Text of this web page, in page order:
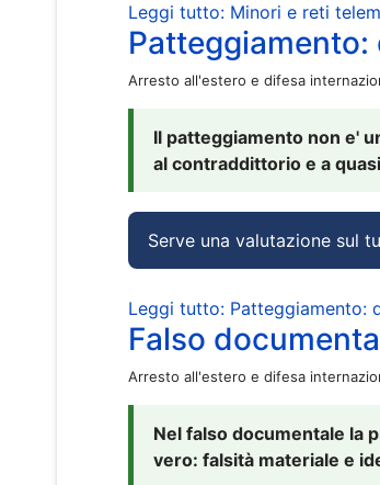
Leggi tutto: Minori e reti
Arresto all'estero e difesa
Il patteggiamento non e'
al contraddittorio e a
Serve una valutazione sul
Leggi tutto: Patteggiamento:
Falso
Arresto all'estero e difesa
Nel falso documentale la
vero: falsità materiale e